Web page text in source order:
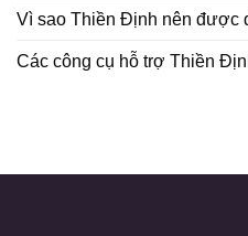
Vì sao Thiền Định nên được
Các công cụ hỗ trợ Thiền